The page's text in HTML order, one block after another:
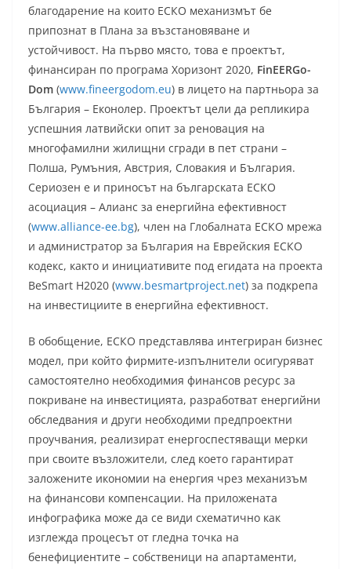
благодарение на които ЕСКО механизмът бе
припознат в Плана за възстановяване и
устойчивост. На първо място, това е проектът,
финансиран по програма Хоризонт 2020, FinEERGo-
Dom (www.fineergodom.eu) в лицето на партньора за
България – Еконолер. Проектът цели да репликира
успешния латвийски опит за реновация на
многофамилни жилищни сгради в пет страни –
Полша, Румъния, Австрия, Словакия и България.
Сериозен е и приносът на българската ЕСКО
асоциация – Алианс за енергийна ефективност
(www.alliance-ee.bg), член на Глобалната ЕСКО мрежа
и администратор за България на Еврейския ЕСКО
кодекс, както и инициативите под егидата на проекта
BeSmart H2020 (www.besmartproject.net) за подкрепа
на инвестициите в енергийна ефективност.
В обобщение, ЕСКО представлява интегриран бизнес
модел, при който фирмите-изпълнители осигуряват
самостоятелно необходимия финансов ресурс за
покриване на инвестицията, разработват енергийни
обследвания и други необходими предпроектни
проучвания, реализират енергоспестяващи мерки
при своите възложители, след което гарантират
заложените икономии на енергия чрез механизъм
на финансови компенсации. На приложената
инфографика може да се види схематично как
изглежда процесът от гледна точка на
бенефициентите – собственици на апартаменти,